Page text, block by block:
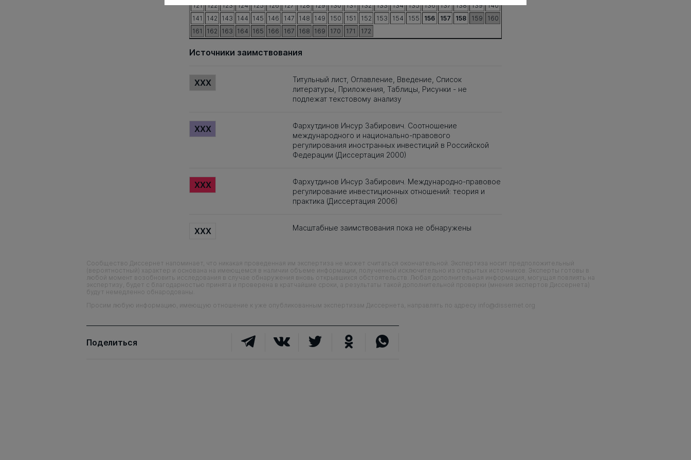
121 122 123 124 125 126 127 128 129 130 131 132 133 134 135 136 137 138 139 140
141
142 143 144 145 146 147 148 149 150 151 152 153 154 155 156 157 158 159
160
161
162 163 164 165 166 167 168 169 170 171 172
Источники заимствования
XXX
Титульный лист, Оглавление, Введение, Список
литературы, Приложения, Таблицы, Рисунки - не
подлежат текстовому анализу
XXX
Фархутдинов Инсур Забирович. Соотношение
международного и национально-правового
регулирования иностранных инвестиций в Российской
Федерации (Диссертация 2000)
XXX
Фархутдинов Инсур Забирович. Международно-правовое
регулирование инвестиционных отношений: теория и
практика (Диссертация 2006)
XXX Масштабные заимствования пока не обнаружены
Сообщество Диссернет напоминает, что никакая проведенная им экспертиза не может считаться окончательной. Экспертиза носит предположительный
(вероятностный) характер и основана на имеющемся в наличии объеме информации, полученной исключительно из открытых источников. Эксперты готовы в
любой момент возобновить исследования в случае обнаружения вновь открывшихся обстоятельств. Любая дополнительная информация, могущая повлиять на
экспертизу, будет с благодарностью принята и проверена в кратчайшие сроки, а результаты такой дополнительной проверки (мнения экспертов Диссернета)
будут немедленно обнародованы.
Просим любую информацию, имеющую отношение к уже опубликованным экспертизам Диссернета, направлять по адресу info@dissernet.org
Поделиться